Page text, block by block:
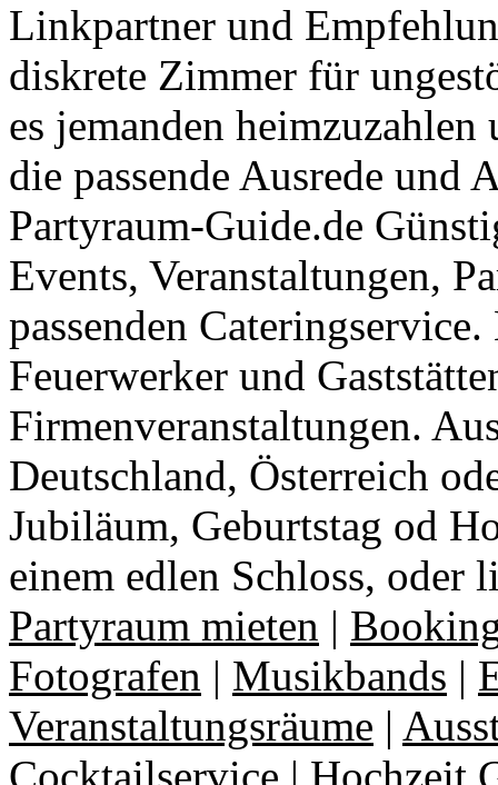
Linkpartner und
diskrete Zimmer für
es jemanden
die passende Ausrede und
Partyraum-Guide.de
Events, Veranstaltungen,
passenden
Feuerwerker und
Firmenveranstaltungen.
Deutschland, Österreich
Jubiläum, Geburtstag od
einem edlen Schloss, oder
Partyraum mieten |
Fotografen | Musikbands |
Veranstaltungsräume |